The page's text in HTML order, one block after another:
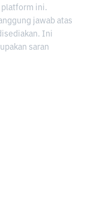
platform ini.
jawab atas
Ini
saran